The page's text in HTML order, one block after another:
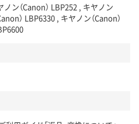
ン（Canon） LBP252 , キヤノン
） LBP6330 , キヤノン（Canon）